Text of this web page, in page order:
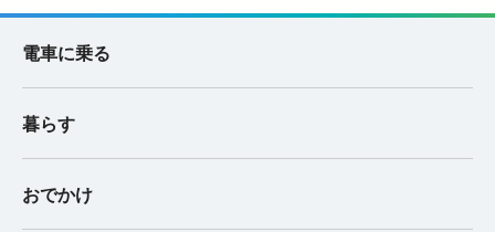
電車に乗る
暮らす
おでかけ